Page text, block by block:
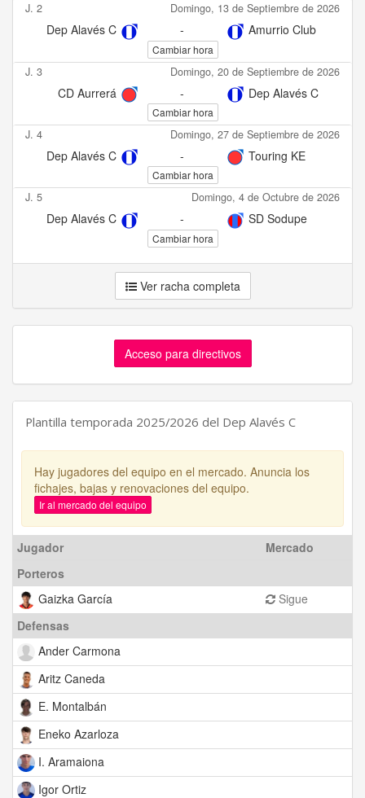
J. 2 Domingo, 13 de Septiembre de 2026
Dep Alavés C - Amurrio Club
Cambiar hora
J. 3 Domingo, 20 de Septiembre de 2026
CD Aurrerá - Dep Alavés C
Cambiar hora
J. 4 Domingo, 27 de Septiembre de 2026
Dep Alavés C - Touring KE
Cambiar hora
J. 5 Domingo, 4 de Octubre de 2026
Dep Alavés C - SD Sodupe
Cambiar hora
Ver racha completa
Acceso para directivos
Plantilla temporada 2025/2026 del Dep Alavés C
Hay jugadores del equipo en el mercado. Anuncia los
fichajes, bajas y renovaciones del equipo.
Ir al mercado del equipo
Jugador
Mercado
Porteros
Gaizka García
Sigue
Defensas
Ander Carmona
Aritz Caneda
E. Montalbán
Eneko Azarloza
I. Aramaiona
Igor Ortiz